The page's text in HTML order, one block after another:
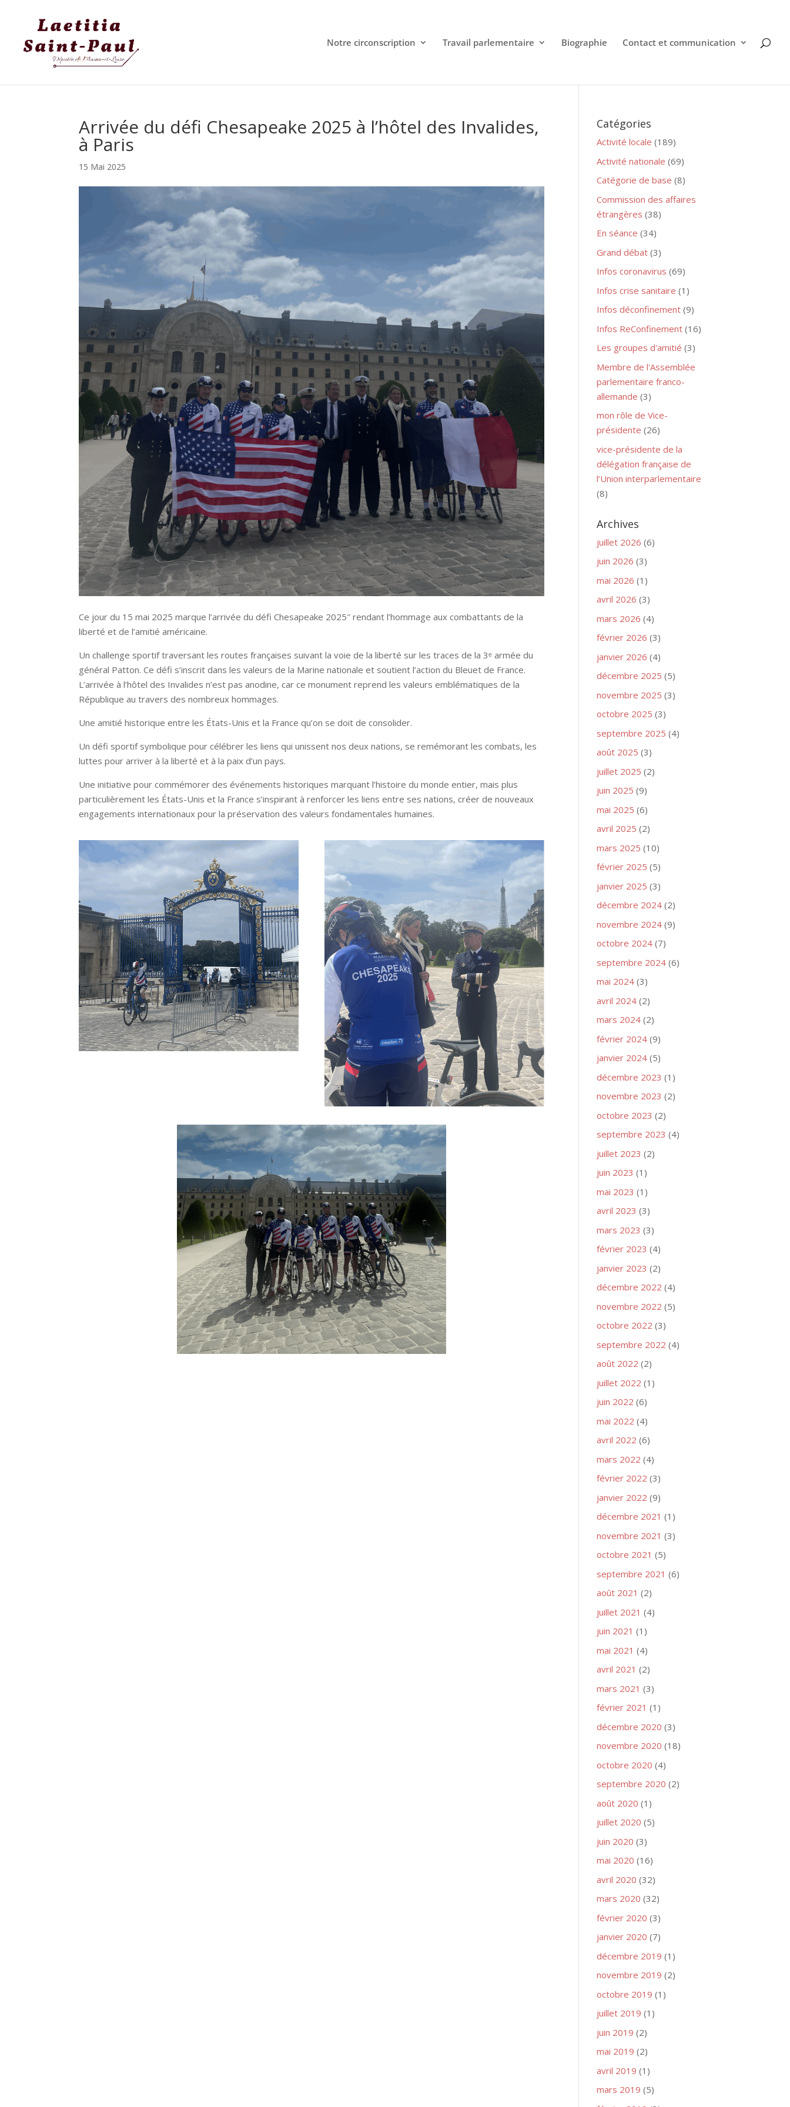
Notre circonscription Travail parlementaire Biographie Contact et communication
Arrivée du défi Chesapeake 2025 à l’hôtel des Invalides,
à Paris
15 Mai 2025
Ce jour du 15 mai 2025 marque l’arrivée du défi Chesapeake 2025″ rendant l’hommage aux combattants de la
liberté et de l’amitié américaine.
Un challenge sportif traversant les routes françaises suivant la voie de la liberté sur les traces de la 3ᵉ armée du
général Patton. Ce défi s’inscrit dans les valeurs de la Marine nationale et soutient l’action du Bleuet de France.
L’arrivée à l’hôtel des Invalides n’est pas anodine, car ce monument reprend les valeurs emblématiques de la
République au travers des nombreux hommages.
Une amitié historique entre les États-Unis et la France qu’on se doit de consolider.
Un défi sportif symbolique pour célébrer les liens qui unissent nos deux nations, se remémorant les combats, les
luttes pour arriver à la liberté et à la paix d’un pays.
Une initiative pour commémorer des événements historiques marquant l’histoire du monde entier, mais plus
particulièrement les États-Unis et la France s’inspirant à renforcer les liens entre ses nations, créer de nouveaux
engagements internationaux pour la préservation des valeurs fondamentales humaines.
Catégories
Activité locale (189)
Activité nationale (69)
Catégorie de base (8)
Commission des affaires
étrangères (38)
En séance (34)
Grand débat (3)
Infos coronavirus (69)
Infos crise sanitaire (1)
Infos déconfinement (9)
Infos ReConfinement (16)
Les groupes d'amitié (3)
Membre de l'Assemblée
parlementaire franco-
allemande (3)
mon rôle de Vice-
présidente (26)
vice-présidente de la
délégation française de
l’Union interparlementaire
(8)
Archives
juillet 2026 (6)
juin 2026 (3)
mai 2026 (1)
avril 2026 (3)
mars 2026 (4)
février 2026 (3)
janvier 2026 (4)
décembre 2025 (5)
novembre 2025 (3)
octobre 2025 (3)
septembre 2025 (4)
août 2025 (3)
juillet 2025 (2)
juin 2025 (9)
mai 2025 (6)
avril 2025 (2)
mars 2025 (10)
février 2025 (5)
janvier 2025 (3)
décembre 2024 (2)
novembre 2024 (9)
octobre 2024 (7)
septembre 2024 (6)
mai 2024 (3)
avril 2024 (2)
mars 2024 (2)
février 2024 (9)
janvier 2024 (5)
décembre 2023 (1)
novembre 2023 (2)
octobre 2023 (2)
septembre 2023 (4)
juillet 2023 (2)
juin 2023 (1)
mai 2023 (1)
avril 2023 (3)
mars 2023 (3)
février 2023 (4)
janvier 2023 (2)
décembre 2022 (4)
novembre 2022 (5)
octobre 2022 (3)
septembre 2022 (4)
août 2022 (2)
juillet 2022 (1)
juin 2022 (6)
mai 2022 (4)
avril 2022 (6)
mars 2022 (4)
février 2022 (3)
janvier 2022 (9)
décembre 2021 (1)
novembre 2021 (3)
octobre 2021 (5)
septembre 2021 (6)
août 2021 (2)
juillet 2021 (4)
juin 2021 (1)
mai 2021 (4)
avril 2021 (2)
mars 2021 (3)
février 2021 (1)
décembre 2020 (3)
novembre 2020 (18)
octobre 2020 (4)
septembre 2020 (2)
août 2020 (1)
juillet 2020 (5)
juin 2020 (3)
mai 2020 (16)
avril 2020 (32)
mars 2020 (32)
février 2020 (3)
janvier 2020 (7)
décembre 2019 (1)
novembre 2019 (2)
octobre 2019 (1)
juillet 2019 (1)
juin 2019 (2)
mai 2019 (2)
avril 2019 (1)
mars 2019 (5)